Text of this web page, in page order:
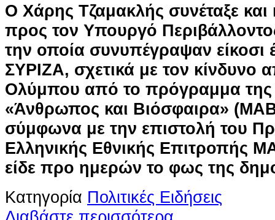
Ο Χάρης Τζαμακλής συνέταξε
προς τον Υπουργό
την οποία συνυπέγραψαν είκοσι
ΣΥΡΙΖΑ, σχετικά με τον κίνδυνο
Ολύμπου από το πρόγραμμα της
«Άνθρωπος και Βιόσφαιρα»
σύμφωνα με την επιστολή του
Ελληνικής Εθνικής Επιτροπής
είδε προ ημερών το φως της
Κατηγορία Πολιτικές Ειδήσεις